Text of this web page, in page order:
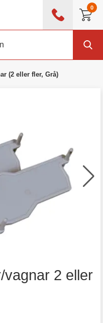
0
(2 eller fler, Grå)
vagnar 2 eller